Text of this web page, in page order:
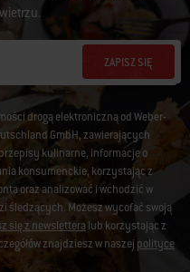
ZAPISZ SIĘ
drogą elektroniczną od Weber-
GmbH, zawierających
kulinarne, informacje o
konsumenckie, korzystając z
oraz analizować i wchodzić w
śledzących. Możesz wycofać swoją
się z newslettera lub korzystając z
znajdziesz w naszej polityce